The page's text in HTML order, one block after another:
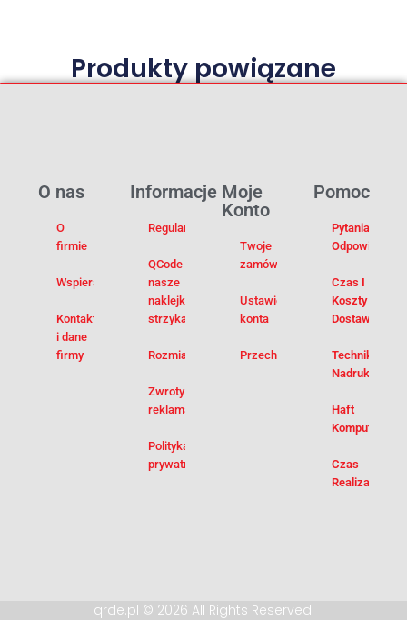
Produkty powiązane
Pomoc
Pytania I
Odpowiedzi
Czas I
Koszty
Dostawy
Techniki
Nadruku
Haft
Komputerowy
Czas
Realizacji
Moje
Konto
Twoje
zamówienia
Ustawienia
konta
Przechowalnia
Informacje
Regulamin
QCode –
nasze
naklejki na
strzykawki
Rozmiarówka
Zwroty i
reklamacje
Polityka
prywatności
O nas
O
firmie
Wspieramy
Kontakt
i dane
firmy
qrde.pl © 2026 All Rights Reserved.